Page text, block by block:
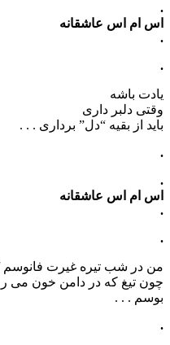
.
اس ام اس عاشقانه
.
.
یادت باشه
وقتی دلبر داری
باید از بقیه “دل” برداری . . .
.
.
اس ام اس عاشقانه
.
.
من در شب تیره غیرت فانوسم /
چون تیغ که در دامن خون می
بوسم . . .
.